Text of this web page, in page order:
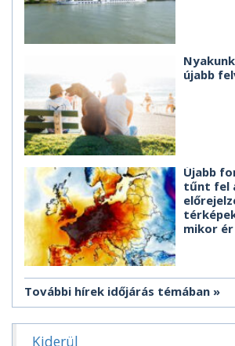
újabb
Újabb
tűnt fel
mikor
További hírek időjárás témában
Kiderül